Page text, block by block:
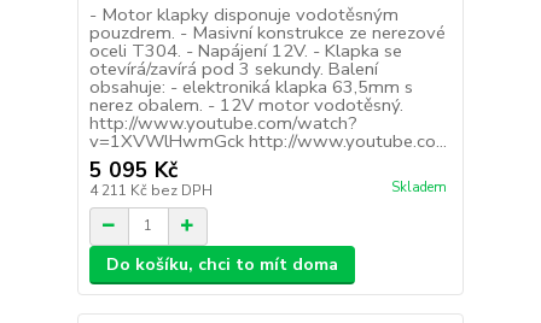
- Motor klapky disponuje vodotěsným
pouzdrem. - Masivní konstrukce ze nerezové
oceli T304. - Napájení 12V. - Klapka se
otevírá/zavírá pod 3 sekundy. Balení
obsahuje: - elektroniká klapka 63,5mm s
nerez obalem. - 12V motor vodotěsný.
http://www.youtube.com/watch?
v=1XVWlHwmGck http://www.youtube.co...
5 095 Kč
4 211 Kč bez DPH Skladem
Do košíku, chci to mít doma